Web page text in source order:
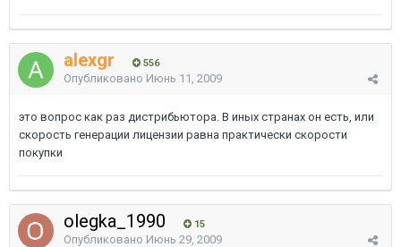
alexgr 556
Опубликовано Июнь 11, 2009
это вопрос как раз дистрибьютора. В иных странах он есть, или
скорость генерации лицензии равна практически скорости
покупки
olegka_1990 15
Опубликовано Июнь 29, 2009